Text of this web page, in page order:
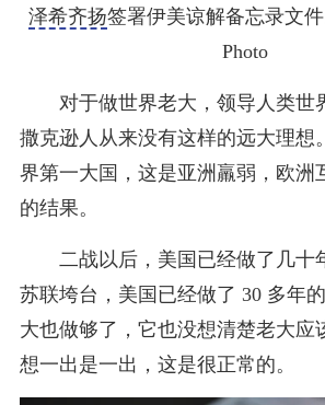
泽希齐扬签署伊美谅解备忘录文
Photo
对于做世界老大，领导人类世
撒克逊人从来没有这样的远大理想
界第一大国，这是亚洲羸弱，欧洲
的结果。
二战以后，美国已经做了几十
苏联垮台，美国已经做了 30 多年
大也做够了，它也没想清楚老大应
想一出是一出，这是很正常的。